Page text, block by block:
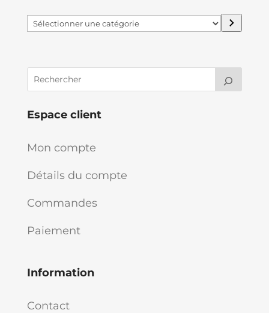
Sélectionner
Espace client
Mon compte
Détails du compte
Commandes
Paiement
Information
Contact